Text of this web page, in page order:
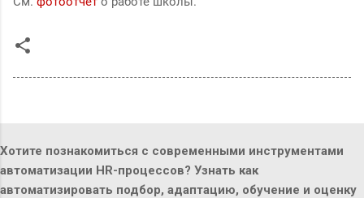
Хотите познакомиться с современными инструментами
автоматизации HR-процессов? Узнать как
автоматизировать подбор, адаптацию, обучение и оценку